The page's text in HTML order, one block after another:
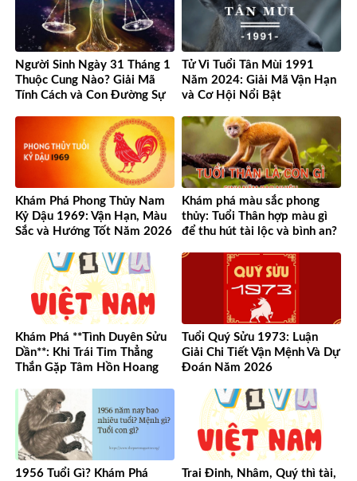
Người Sinh Ngày 31 Tháng 1
Thuộc Cung Nào? Giải Mã
Tính Cách và Con Đường Sự
Tử Vi Tuổi Tân Mùi 1991
Năm 2024: Giải Mã Vận Hạn
và Cơ Hội Nổi Bật
Khám Phá Phong Thủy Nam
Kỷ Dậu 1969: Vận Hạn, Màu
Sắc và Hướng Tốt Năm 2026
Khám phá màu sắc phong
thủy: Tuổi Thân hợp màu gì
để thu hút tài lộc và bình an?
Khám Phá **Tình Duyên Sửu
Dần**: Khi Trái Tim Thẳng
Thắn Gặp Tâm Hồn Hoang
Tuổi Quý Sửu 1973: Luận
Giải Chi Tiết Vận Mệnh Và Dự
Đoán Năm 2026
1956 Tuổi Gì? Khám Phá
Trai Đinh, Nhâm, Quý thì tài,